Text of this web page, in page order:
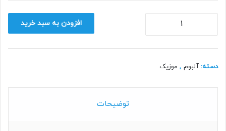
#2
عدد
افزودن به سبد خرید
دسته: آلبوم , موزیک
توضیحات